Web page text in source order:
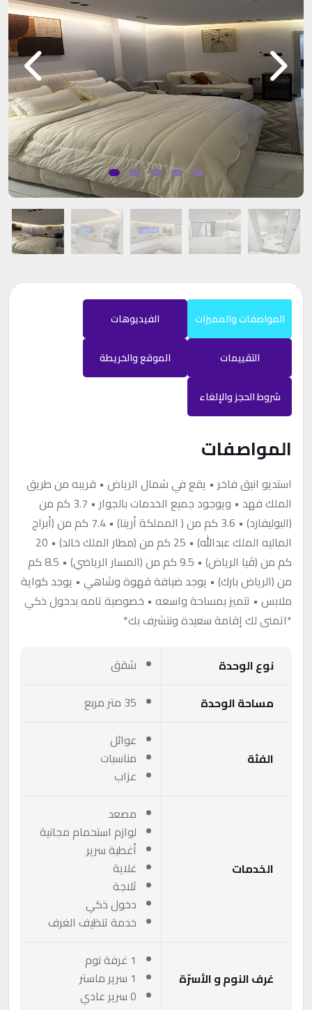
المواصفات والمميزات الفيديوهات
التقييمات الموقع والخريطة
شروط الحجز والإلغاء
المواصفات
استديو انيق فاخر • يقع في شمال الرياض • ⁠قريبه من طريق
الملك فهد • ⁠ويوجود جميع الخدمات بالجوار • 3.7 كم من
(البوليفارد) • ⁠3.6 كم من ( المملكة أرينا) • 7.4 كم من (أبراج
الماليه الملك عبدالله) • ⁠25 كم من (مطار الملك خالد) • ⁠20
كم من (ڤيا الرياض) • ⁠9.5 كم من (المسار الرياضي) • ⁠8.5 كم
من (الرياض بارك) • يوجد ضيافة قهوة وشاهي • يوجد كواية
ملابس • تتميز بمساحة واسعه • خصوصية تامه بدخول ذكي
*اتمنى لك إقامة سعيدة ونتشرف بك*
نوع الوحدة
شقق
مساحة الوحدة
35 متر مربع
الفئة
عوائل
مناسبات
عزاب
الخدمات
مصعد
لوازم استحمام مجانية
أغطية سرير
غلاية
ثلاجة
دخول ذكي
خدمة تنظيف الغرف
غرف النوم و الأسرّة
1 غرفة نوم
1 سرير ماستر
0 سرير عادي